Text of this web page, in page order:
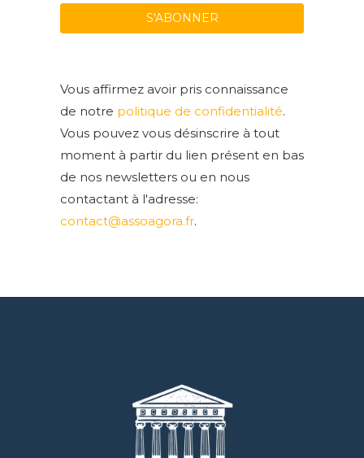
Vous affirmez avoir pris connaissance
de notre politique de confidentialité.
Vous pouvez vous désinscrire à tout
moment à partir du lien présent en bas
de nos newsletters ou en nous
contactant à l'adresse:
contact@assoagora.fr.